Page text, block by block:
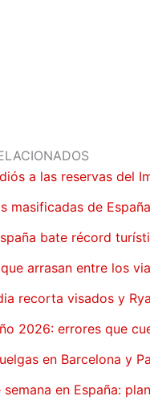
a las reservas del
masificadas de
bate récord
arrasan entre los
recorta visados y
2026: errores que
en Barcelona y
en España: